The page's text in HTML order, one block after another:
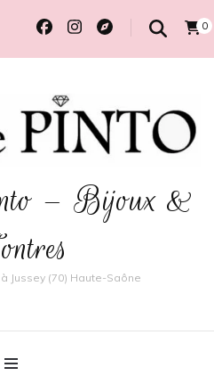
0
– Bijoux &
Jussey (70) Haute-Saône